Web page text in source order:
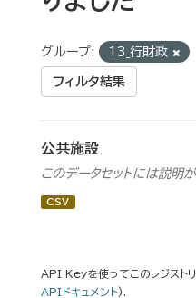
グループ: 13_行財政
フィルタ結果
公共施設
このデータセットには説明
CSV
API Keyを使ってこのレジスト
APIドキュメント).